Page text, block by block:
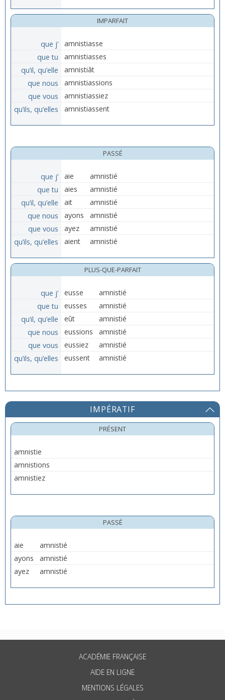
IMPARFAIT
que j’
amnistiasse
que tu
amnistiasses
qu’il, qu’elle
amnistiât
que nous
amnistiassions
que vous
amnistiassiez
qu’ils, qu’elles
amnistiassent
PASSÉ
que j’ aie
amnistié
que tu
aies
amnistié
qu’il, qu’elle
ait
amnistié
que nous
ayons
amnistié
que vous
ayez
amnistié
qu’ils, qu’elles
aient amnistié
PLUS-QUE-PARFAIT
que j’ eusse
amnistié
que tu
eusses
amnistié
qu’il, qu’elle
eût
amnistié
que nous
eussions
amnistié
que vous
eussiez
amnistié
qu’ils, qu’elles
eussent amnistié
IMPÉRATIF
PRÉSENT
amnistie
amnistions
amnistiez
PASSÉ
aie
amnistié
ayons
amnistié
ayez
amnistié
ACADÉMIE FRANÇAISE
AIDE EN LIGNE
MENTIONS LÉGALES